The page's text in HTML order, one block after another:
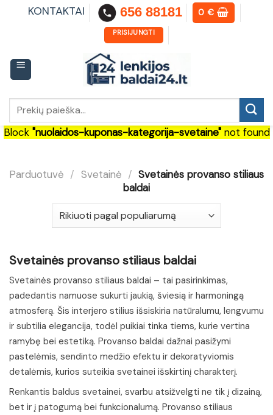
KONTAKTAI 656 88181 0€
PRISIJUNGTI
Block "nuolaidos-kuponas-kategorija-svetaine"not found
Parduotuvė / Svetainė / Svetainės provanso stiliaus
baldai
Svetainės provanso stiliaus baldai
Svetainės provanso stiliaus baldai – tai pasirinkimas,
padedantis namuose sukurti jaukią, šviesią ir harmoningą
atmosferą. Šis interjero stilius išsiskiria natūralumu, lengvumu
ir subtilia elegancija, todėl puikiai tinka tiems, kurie vertina
ramybę bei estetiką. Provanso baldai dažnai pasižymi
pastelėmis, sendinto medžio efektu ir dekoratyviomis
detalėmis, kurios suteikia svetainei išskirtinį charakterį.
Renkantis baldus svetainei, svarbu atsižvelgti ne tik į dizainą,
bet ir į patogumą bei funkcionalumą. Provanso stiliaus